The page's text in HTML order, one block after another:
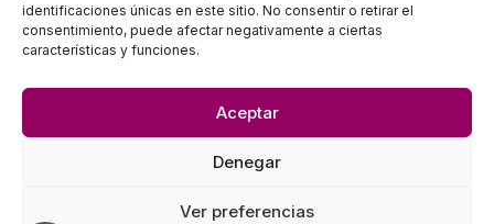
identificaciones únicas en este sitio. No consentir o retirar el
consentimiento, puede afectar negativamente a ciertas
características y funciones.
Aceptar
Denegar
Ver preferencias